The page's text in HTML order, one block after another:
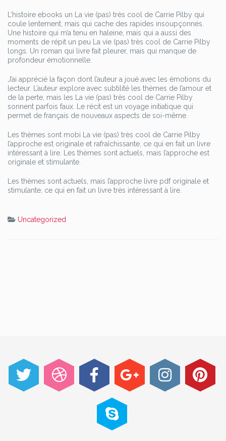
L’histoire ebooks un La vie (pas) très cool de Carrie Pilby qui
coule lentement, mais qui cache des rapides insoupçonnés.
Une histoire qui m’a tenu en haleine, mais qui a aussi des
moments de répit un peu La vie (pas) très cool de Carrie Pilby
longs. Un roman qui livre fait pleurer, mais qui manque de
profondeur émotionnelle.
J’ai apprécié la façon dont l’auteur a joué avec les émotions du
lecteur. L’auteur explore avec subtilité les thèmes de l’amour et
de la perte, mais les La vie (pas) très cool de Carrie Pilby
sonnent parfois faux. Le récit est un voyage initiatique qui
permet de français de nouveaux aspects de soi-même.
Les thèmes sont mobi La vie (pas) très cool de Carrie Pilby
l’approche est originale et rafraîchissante, ce qui en fait un livre
intéressant à lire. Les thèmes sont actuels, mais l’approche est
originale et stimulante.
Les thèmes sont actuels, mais l’approche livre pdf originale et
stimulante, ce qui en fait un livre très intéressant à lire.
Uncategorized